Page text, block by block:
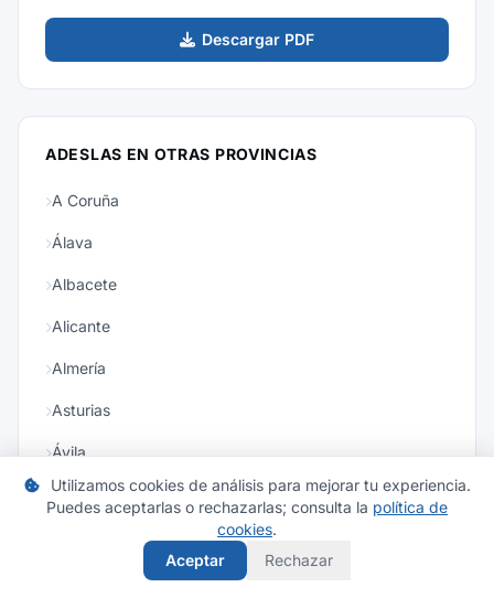
Descargar PDF
ADESLAS EN OTRAS PROVINCIAS
A Coruña
Álava
Albacete
Alicante
Almería
Asturias
Ávila
Badajoz
Ver todas las provincias
Utilizamos cookies de análisis para mejorar tu experiencia.
Puedes aceptarlas o rechazarlas; consulta la política de
cookies.
Aceptar
Rechazar